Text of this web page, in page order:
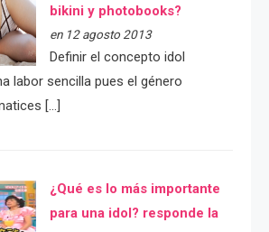
bikini y photobooks?
en 12 agosto 2013
Definir el concepto idol
labor sencilla pues el género
[…]
¿Qué es lo más importante
para una idol? responde la